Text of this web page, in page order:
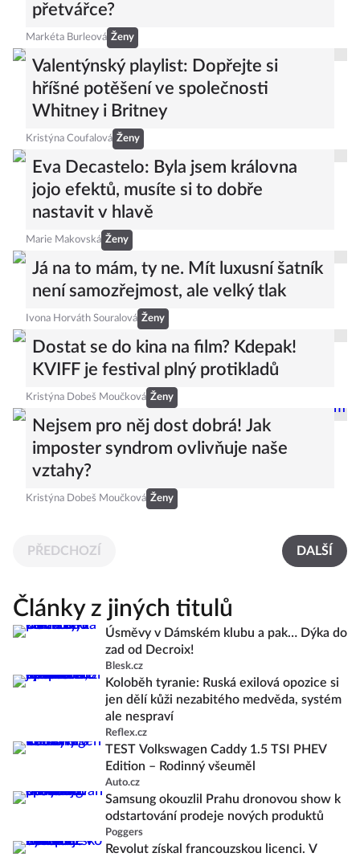
přetvářce?
Markéta Burleová Ženy
Valentýnský playlist: Dopřejte si
hříšné potěšení ve společnosti
Whitney i Britney
Kristýna Coufalová Ženy
Eva Decastelo: Byla jsem královna
jojo efektů, musíte si to dobře
nastavit v hlavě
Marie Makovská Ženy
Já na to mám, ty ne. Mít luxusní šatník
není samozřejmost, ale velký tlak
Ivona Horváth Souralová Ženy
Dostat se do kina na film? Kdepak!
KVIFF je festival plný protikladů
Kristýna Dobeš Moučková Ženy
Nejsem pro něj dost dobrá! Jak
imposter syndrom ovlivňuje naše
vztahy?
Kristýna Dobeš Moučková Ženy
PŘEDCHOZÍ DALŠÍ
Články z jiných titulů
Úsměvy v Dámském klubu a pak… Dýka do
zad od Decroix!
Blesk.cz
Koloběh tyranie: Ruská exilová opozice si
jen dělí kůži nezabitého medvěda, systém
ale nespraví
Reflex.cz
TEST Volkswagen Caddy 1.5 TSI PHEV
Edition – Rodinný všeuměl
Auto.cz
Samsung okouzlil Prahu dronovou show k
odstartování prodeje nových produktů
Poggers
Revolut získal francouzskou licenci. V